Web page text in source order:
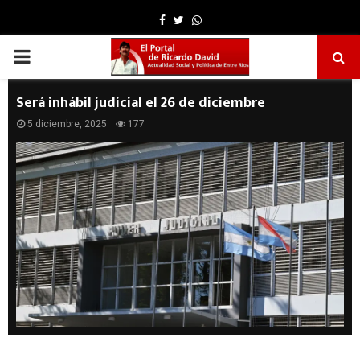
Facebook
TwitterWhatsapp
PRIMARY
MENU
Será inhábil judicial el 26 de diciembre
5 diciembre, 2025 177